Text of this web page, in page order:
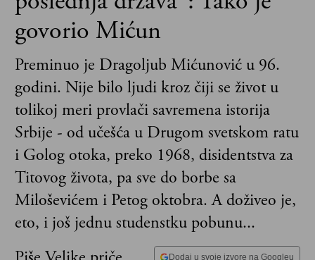
govorio Mićun
Preminuo je Dragoljub Mićunović u 96.
godini. Nije bilo ljudi kroz čiji se život u
tolikoj meri provlači savremena istorija
Srbije - od učešća u Drugom svetskom ratu
i Golog otoka, preko 1968, disidentstva za
Titovog života, pa sve do borbe sa
Miloševićem i Petog oktobra. A doživeo je,
eto, i još jednu studenstku pobunu...
Dodaj u svoje izvore na Googleu